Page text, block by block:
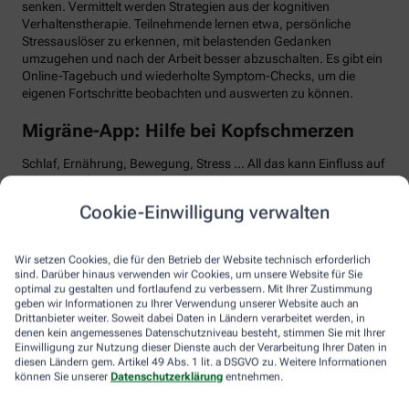
Cookie-Einwilligung verwalten
Wir setzen Cookies, die für den Betrieb der Website technisch erforderlich
sind. Darüber hinaus verwenden wir Cookies, um unsere Website für Sie
optimal zu gestalten und fortlaufend zu verbessern. Mit Ihrer Zustimmung
geben wir Informationen zu Ihrer Verwendung unserer Website auch an
Drittanbieter weiter. Soweit dabei Daten in Ländern verarbeitet werden, in
denen kein angemessenes Datenschutzniveau besteht, stimmen Sie mit Ihrer
Einwilligung zur Nutzung dieser Dienste auch der Verarbeitung Ihrer Daten in
diesen Ländern gem. Artikel 49 Abs. 1 lit. a DSGVO zu. Weitere Informationen
können Sie unserer Datenschutzerklärung entnehmen.
senken. Vermittelt werden Strategien aus der kognitiven
Verhaltenstherapie. Teilnehmende lernen etwa, persönliche
Stressauslöser zu erkennen, mit belastenden Gedanken
umzugehen und nach der Arbeit besser abzuschalten. Es gibt ein
Online-Tagebuch und wiederholte Symptom-Checks, um die
eigenen Fortschritte beobachten und auswerten zu können.
Migräne-App: Hilfe bei Kopfschmerzen
Schlaf, Ernährung, Bewegung, Stress … All das kann Einfluss auf
schmerzhafte Migräne-Attacken haben. Mit der Migräne-App der
festhalten, wann die Anfälle mit welchen Symptomen auftreten.
Einnahmezeitpunkt von Migräne-Medikamenten. Darüber hinaus
stellt die App viele nützliche Informationen zu Migräne bereit
sowie aktive Verfahren zur Entspannung und Stressbewältigung.
Aimo gesund bewegt: Digitaler Personal
Trainer